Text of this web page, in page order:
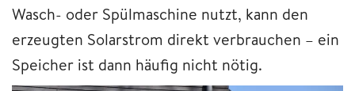
Wasch- oder Spülmaschine nutzt, kann den
erzeugten Solarstrom direkt verbrauchen – ein
Speicher ist dann häufig nicht nötig.